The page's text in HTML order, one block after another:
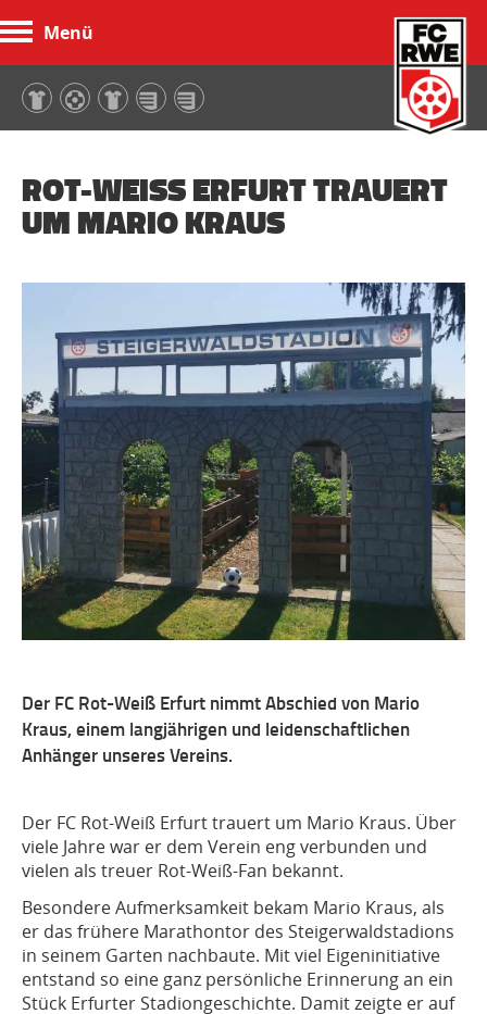
Menü
ROT-WEISS ERFURT TRAUERT U
M MARIO KRAUS
Der FC Rot-Weiß Erfurt nimmt Abschied von Mario
Kraus, einem langjährigen und leidenschaftlichen
Anhänger unseres Vereins.
Der FC Rot-Weiß Erfurt trauert um Mario Kraus. Über
viele Jahre war er dem Verein eng verbunden und
vielen als treuer Rot-Weiß-Fan bekannt.
Besondere Aufmerksamkeit bekam Mario Kraus, als
er das frühere Marathontor des Steigerwaldstadions
in seinem Garten nachbaute. Mit viel Eigeninitiative
entstand so eine ganz persönliche Erinnerung an ein
Stück Erfurter Stadiongeschichte. Damit zeigte er auf